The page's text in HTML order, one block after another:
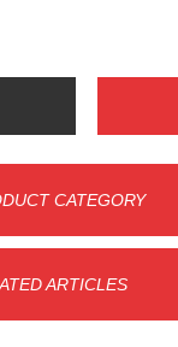
CATEGORY
ARTICLES